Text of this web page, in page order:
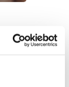
Qualität